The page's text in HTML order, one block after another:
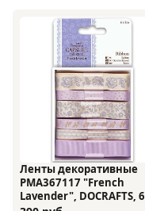
Ленты декоративные
PMA367117 "French
Lavender", DOCRAFTS, 6